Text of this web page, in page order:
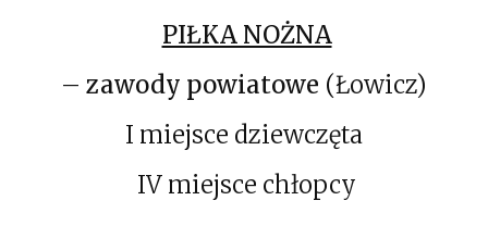
PIŁKA NOŻNA
– zawody powiatowe (Łowicz)
I miejsce dziewczęta
IV miejsce chłopcy